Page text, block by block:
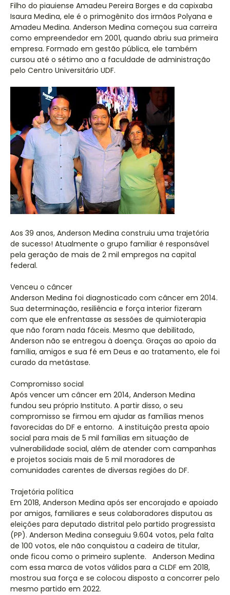
Filho do piauiense Amadeu Pereira Borges e da capixaba
Isaura Medina, ele é o primogênito dos irmãos Polyana e
Amadeu Medina. Anderson Medina começou sua carreira
como empreendedor em 2001, quando abriu sua primeira
empresa. Formado em gestão pública, ele também
cursou até o sétimo ano a faculdade de administração
pelo Centro Universitário UDF.
Aos 39 anos, Anderson Medina construiu uma trajetória
de sucesso! Atualmente o grupo familiar é responsável
pela geração de mais de 2 mil empregos na capital
federal.
Venceu o câncer
Anderson Medina foi diagnosticado com câncer em 2014.
Sua determinação, resiliência e força interior fizeram
com que ele enfrentasse as sessões de quimioterapia
que não foram nada fáceis. Mesmo que debilitado,
Anderson não se entregou à doença. Graças ao apoio da
família, amigos e sua fé em Deus e ao tratamento, ele foi
curado da metástase.
Compromisso social
Após vencer um câncer em 2014, Anderson Medina
fundou seu próprio Instituto. A partir disso, o seu
compromisso se firmou em ajudar as famílias menos
favorecidas do DF e entorno. A instituição presta apoio
social para mais de 5 mil famílias em situação de
vulnerabilidade social, além de atender com campanhas
e projetos sociais mais de 5 mil moradores de
comunidades carentes de diversas regiões do DF.
Trajetória política
Em 2018, Anderson Medina após ser encorajado e apoiado
por amigos, familiares e seus colaboradores disputou as
eleições para deputado distrital pelo partido progressista
(PP). Anderson Medina conseguiu 9.604 votos, pela falta
de 100 votos, ele não conquistou a cadeira de titular,
onde ficou como o primeiro suplente. Anderson Medina
com essa marca de votos válidos para a CLDF em 2018,
mostrou sua força e se colocou disposto a concorrer pelo
mesmo partido em 2022.